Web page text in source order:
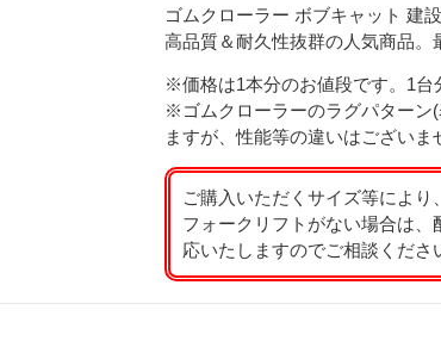
ゴムクローラー ボブキャット 建
高品質＆耐久性抜群の人気商品。
※価格は1本分のお値段です。1台
※ゴムクローラーのラグパターン
ますが、性能等の違いはございま
ご購入いただくサイズ等により
フォークリフトがない場合は
応いたしますのでご相談くださ